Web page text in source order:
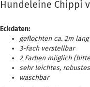
Hundeleine Chippi
Eckdaten:
geflochten ca. 2m lang
3-fach verstellbar
2 Farben möglich
sehr leichtes,
waschbar